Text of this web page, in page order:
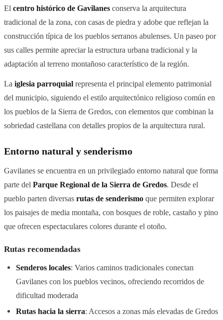
El centro histórico de Gavilanes conserva la arquitectura
tradicional de la zona, con casas de piedra y adobe que reflejan la
construcción típica de los pueblos serranos abulenses. Un paseo por
sus calles permite apreciar la estructura urbana tradicional y la
adaptación al terreno montañoso característico de la región.
La iglesia parroquial representa el principal elemento patrimonial
del municipio, siguiendo el estilo arquitectónico religioso común en
los pueblos de la Sierra de Gredos, con elementos que combinan la
sobriedad castellana con detalles propios de la arquitectura rural.
Entorno natural y senderismo
Gavilanes se encuentra en un privilegiado entorno natural que forma
parte del Parque Regional de la Sierra de Gredos. Desde el
pueblo parten diversas rutas de senderismo que permiten explorar
los paisajes de media montaña, con bosques de roble, castaño y pino
que ofrecen espectaculares colores durante el otoño.
Rutas recomendadas
Senderos locales: Varios caminos tradicionales conectan
Gavilanes con los pueblos vecinos, ofreciendo recorridos de
dificultad moderada
Rutas hacia la sierra: Accesos a zonas más elevadas de Gredos